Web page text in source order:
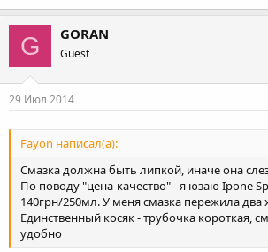
G GORAN
Guest
29 Июл 2014
Fayon написал(а):
Смазка должна быть липкой, иначе она
По поводу "цена-качество" - я юзаю Ipone
140грн/250мл. У меня смазка пережила
Единственный косяк - трубочка короткая,
удобно